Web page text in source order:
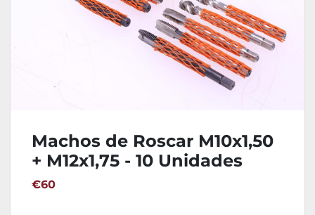
Machos de Roscar M10x1,50
+ M12x1,75 - 10 Unidades
€60